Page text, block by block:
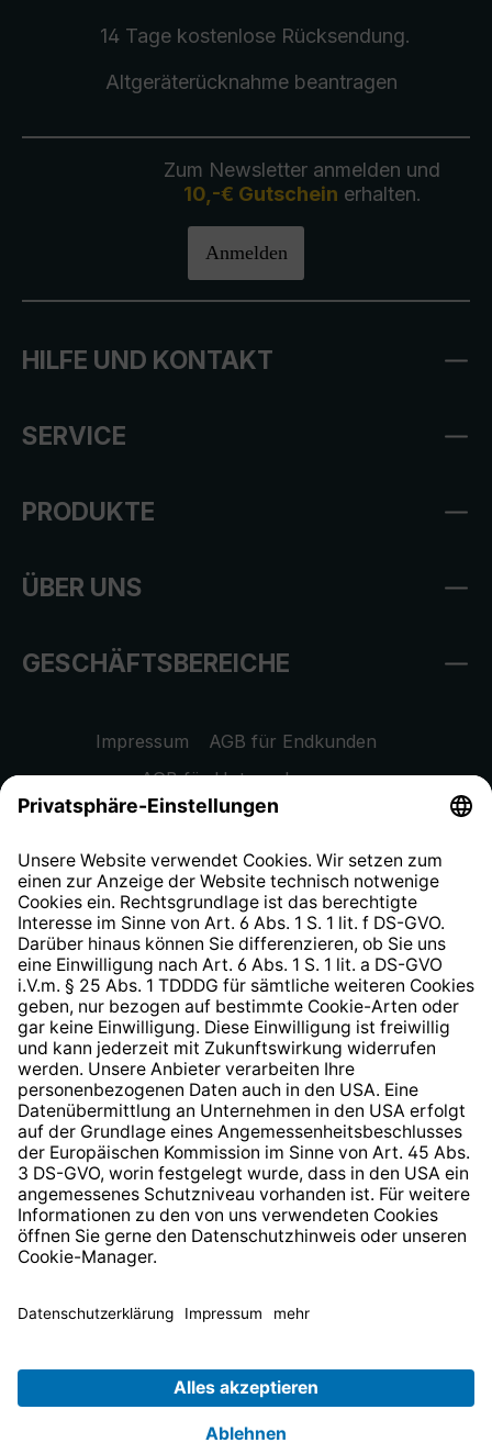
14 Tage kostenlose Rücksendung.
Altgeräterücknahmebeantragen
Zum Newsletter anmelden und
10,-€ Gutschein erhalten.
Anmelden
HILFE UND KONTAKT
SERVICE
PRODUKTE
ÜBER UNS
GESCHÄFTSBEREICHE
Impressum
AGB für Endkunden
AGB für Unternehmen
Datenschutzhinweis
Widerrufsrecht
Hinweisgeberschutzsystem
Barrierefreiheit
* Alle Preise inkl. gesetzl. Mehrwertsteuer zzgl.
anders angegeben.
© 2026 TechniSat Digital GmbH
TechniSat ist ein Unternehmen der